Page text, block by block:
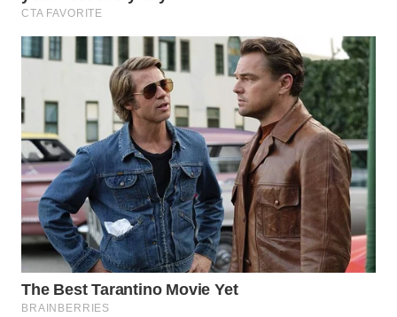
WN
LABUHANBATU
WN
TAPANULI
TENGAH
WN DELI
SERDANG
WN
TEBING